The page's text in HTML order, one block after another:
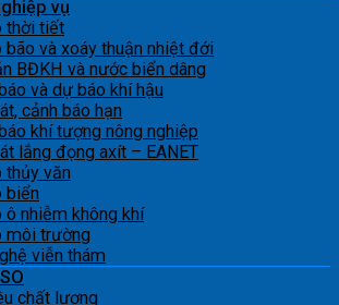
vụ
thời tiết
bão và xoáy thuận nhiệt đới
BĐKH và nước biển dâng
và dự báo khí hậu
cảnh báo hạn
khí tượng nông nghiệp
lắng đọng axít – EANET
thủy văn
biển
ô nhiễm không khí
môi trường
viễn thám
chất lượng